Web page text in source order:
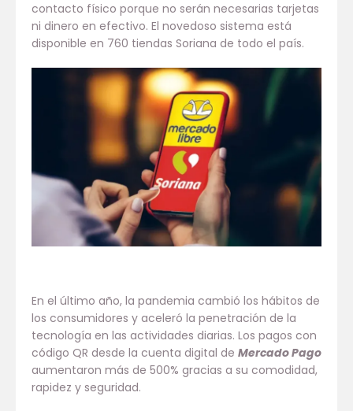
contacto físico porque no serán necesarias tarjetas
ni dinero en efectivo. El novedoso sistema está
disponible en 760 tiendas Soriana de todo el país.
En el último año, la pandemia cambió los hábitos de
los consumidores y aceleró la penetración de la
tecnología en las actividades diarias. Los pagos con
código QR desde la cuenta digital de Mercado Pago
aumentaron más de 500% gracias a su comodidad,
rapidez y seguridad.